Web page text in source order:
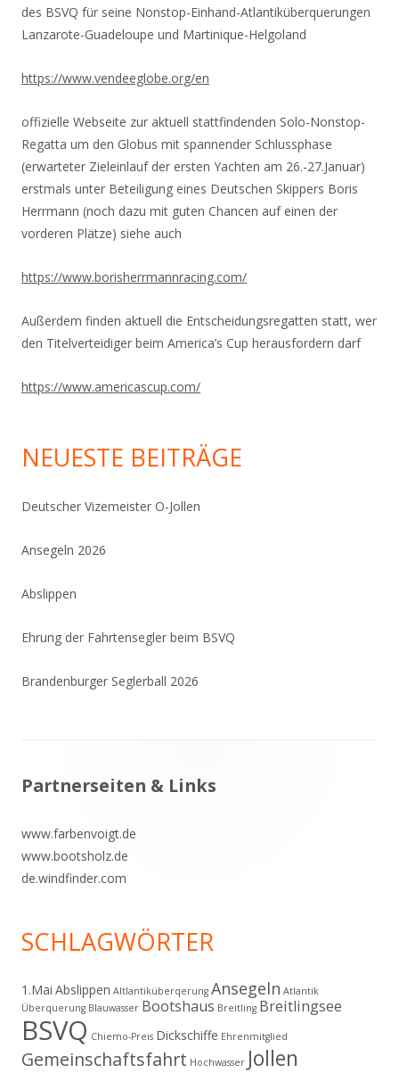
des BSVQ für seine Nonstop-Einhand-Atlantiküberquerungen
Lanzarote-Guadeloupe und Martinique-Helgoland
https://www.vendeeglobe.org/en
offizielle Webseite zur aktuell stattfindenden Solo-Nonstop-
Regatta um den Globus mit spannender Schlussphase
(erwarteter Zieleinlauf der ersten Yachten am 26.-27.Januar)
erstmals unter Beteiligung eines Deutschen Skippers Boris
Herrmann (noch dazu mit guten Chancen auf einen der
vorderen Plätze) siehe auch
https://www.borisherrmannracing.com/
Außerdem finden aktuell die Entscheidungsregatten statt, wer
den Titelverteidiger beim America’s Cup herausfordern darf
https://www.americascup.com/
NEUESTE BEITRÄGE
Deutscher Vizemeister O-Jollen
Ansegeln 2026
Abslippen
Ehrung der Fahrtensegler beim BSVQ
Brandenburger Seglerball 2026
Inhalt
Partnerseiten & Links
www.farbenvoigt.de
www.bootsholz.de
de.windfinder.com
SCHLAGWÖRTER
1.Mai Abslippen Altlantiküberqerung Ansegeln Atlantik
Überquerung Blauwasser Bootshaus Breitling Breitlingsee
BSVQ Chiemo-Preis Dickschiffe Ehrenmitglied
Gemeinschaftsfahrt Hochwasser Jollen